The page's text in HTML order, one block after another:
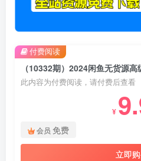
此内容为付费阅读，请付费后查看
¥
会员 免费
立即
付费阅读